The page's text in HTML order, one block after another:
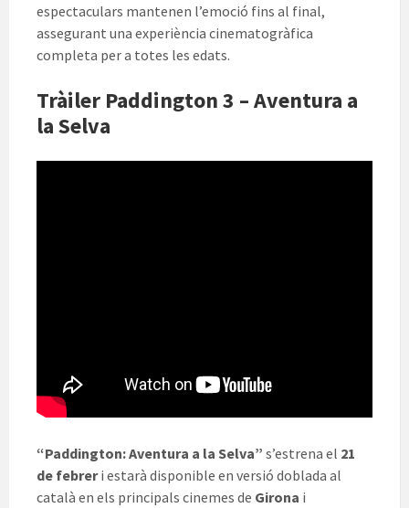
espectaculars mantenen l’emoció fins al final,
assegurant una experiència cinematogràfica
completa per a totes les edats.
Tràiler Paddington 3 – Aventura a
la Selva
“Paddington: Aventura a la Selva” s’estrena el 21
de febreri estarà disponible en versió doblada al
català en els principals cinemes de Girona i